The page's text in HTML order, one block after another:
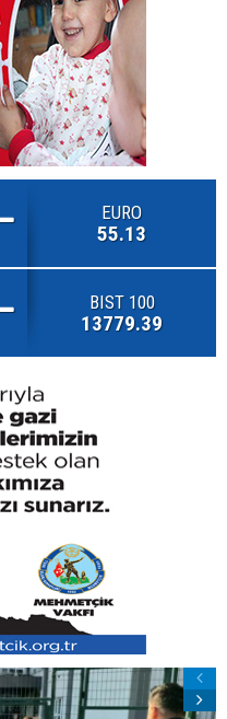
EURO
55.13
BIST 100
13779.39